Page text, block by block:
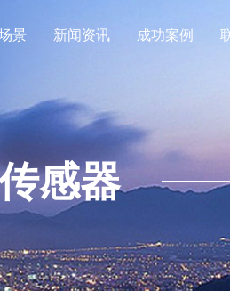
景 新闻资讯 成功案例
感器